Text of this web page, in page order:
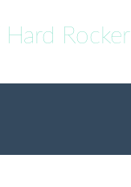
Hard Rocker